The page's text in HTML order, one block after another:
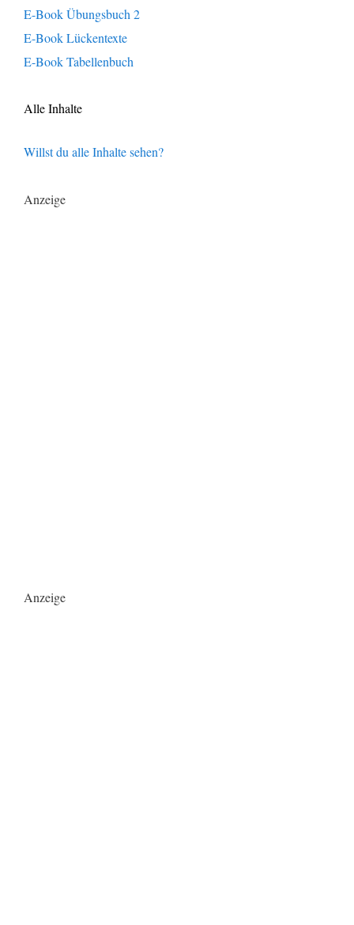
E-Book Übungsbuch 2
E-Book Lückentexte
E-Book Tabellenbuch
Alle Inhalte
Willst du alle Inhalte sehen?
Anzeige
Anzeige